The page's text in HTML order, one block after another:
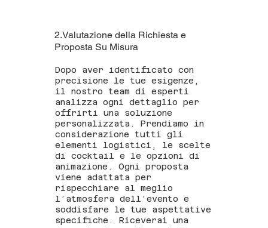
2.Valutazione della Richiesta e
Proposta Su Misura
Dopo aver identificato con
precisione le tue esigenze,
il nostro team di esperti
analizza ogni dettaglio per
offrirti una soluzione
personalizzata. Prendiamo in
considerazione tutti gli
elementi logistici, le scelte
di cocktail e le opzioni di
animazione. Ogni proposta
viene adattata per
rispecchiare al meglio
l’atmosfera dell’evento e
soddisfare le tue aspettative
specifiche. Riceverai una